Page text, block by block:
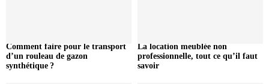
Comment faire pour le transport
d’un rouleau de gazon
synthétique ?
La location meublée non
professionnelle, tout ce qu’il faut
savoir